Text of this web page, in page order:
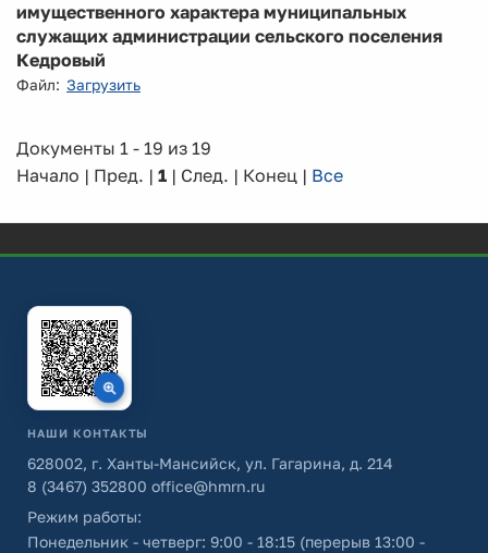
имущественного характера муниципальных
служащих администрации сельского поселения
Кедровый
Файл: Загрузить
Документы 1 - 19 из 19
Начало | Пред. | 1 | След. | Конец | Все
НАШИ КОНТАКТЫ
628002, г. Ханты-Мансийск, ул. Гагарина, д. 214
8 (3467) 352800 office@hmrn.ru
Режим работы:
Понедельник - четверг: 9:00 - 18:15 (перерыв 13:00 -